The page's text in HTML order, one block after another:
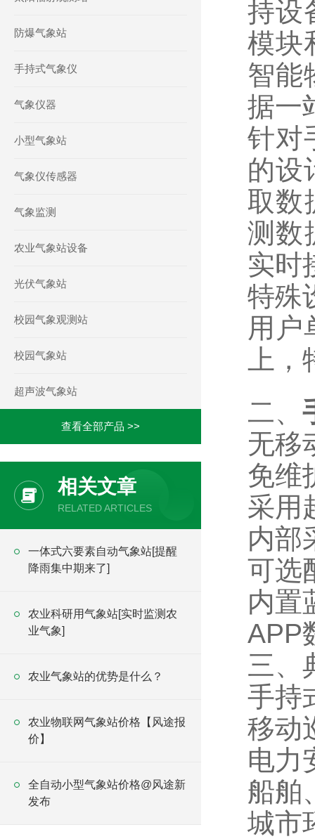
防爆气象站
手持式气象仪
气象仪器
小型气象站
气象仪传感器
气象监测
农业气象站设备
光伏气象站
校园气象观测站
校园气象站
超声波气象站
查看全部产品 >>
相关文章
RELATED ARTICLES
一体式六要素自动气象站[提醒
降雨集中期来了]
农业科研用气象站[实时监测农
业气象]
农业气象站的优势是什么？
农业物联网气象站价格【风途报
价】
全自动小型气象站价格@风途新
发布
持设
模块
智能
据一
针对
的设
取数
测数
实时
特殊
用户
上
二、
无移
免维
采用
内部
可选
内置
APP
三、
手持
移动
电力
船舶
城市